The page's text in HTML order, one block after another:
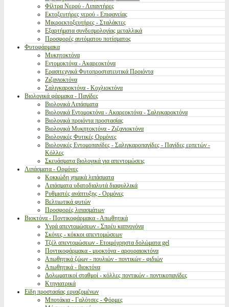
Φίλτρα Νερού - Λιπαντήρες
Εκτοξευτήρες νερού - Επιφανείας
Μικροεκτοξευτήρες - Σταλάκτες
Εξαρτήματα συνδεσμολογίας μεταλλικά
Προσφορές αυτόματου ποτίσματος
Φυτοφάρμακα
Μυκητοκτόνα
Εντομοκτόνα - Ακαρεοκτόνα
Ερασιτεχνικά Φυτοπροστατευτικά Προιόντα
Ζιζανιοκτόνα
Σαλιγκαροκτόνα - Κοχλιοκτόνα
Βιολογικά φάρμακα - Παγίδες
Βιολογικά Λιπάσματα
Βιολογικά Εντομοκτόνα - Ακαρεοκτόνα - Σαλιγκαροκτόνα
Βιολογικά προιόντα προστασίας
Βιολογικά Μυκητοκτόνα - Ζιζανιοκτόνα
Βιολογικές Φυτικές Ορμόνες
Βιολογικές Εντομοπαγίδες - Σαλιγκαροπαγίδες - Παγίδες ερπετών -
Κόλλες
Σκευάσματα βιολογικά για απεντομώσεις
Λιπάσματα - Ορμόνες
Κοκκώδη χημικά λιπάσματα
Λιπάσματα υδατοδιαλυτά διαφυλλικά
Ρυθμιστές ανάπτυξης - Ορμόνες
Βελτιωτικά φυτών
Προσφορές λιπασμάτων
Βιοκτόνα - Ποντικοφάρμακα - Απωθητικά
Υγρά απεντομώσεων - Σπρέυ καπνογόνα
Σκόνες - κόκκοι απεντομώσεων
Τζέλ απεντομώσεων - Ετοιμόχρηστα δολώματα gel
Ποντικοφάρμακα - μυοκτόνα - αρουραιοκτόνα
Απωθητικά ζώων - πουλιών - ποντικών - φιδιών
Απωθητικά - βιοκτόνα
Δολωματικοί σταθμοί - κόλλες ποντικών - ποντικοπαγίδες
Κτηνιατρικά
Είδη προστασίας εργαζομένων
Μποτάκια - Γαλότσες - Φόρμες